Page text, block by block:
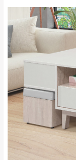
台北
新北
地區恕
配送範圍：
苗栗至
地型限
法搬運
保有出
保護物
服務，
費用將